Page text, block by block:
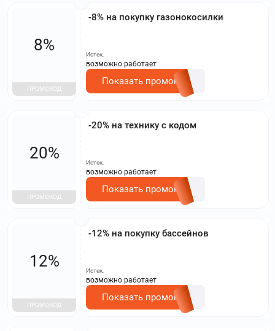
-8% на покупку газонокосилки
8%
ПРОМОКОД
Истек,
возможно работает
Показать промокод
-20% на технику с кодом
20%
ПРОМОКОД
Истек,
возможно работает
Показать промокод
-12% на покупку бассейнов
12%
ПРОМОКОД
Истек,
возможно работает
Показать промокод